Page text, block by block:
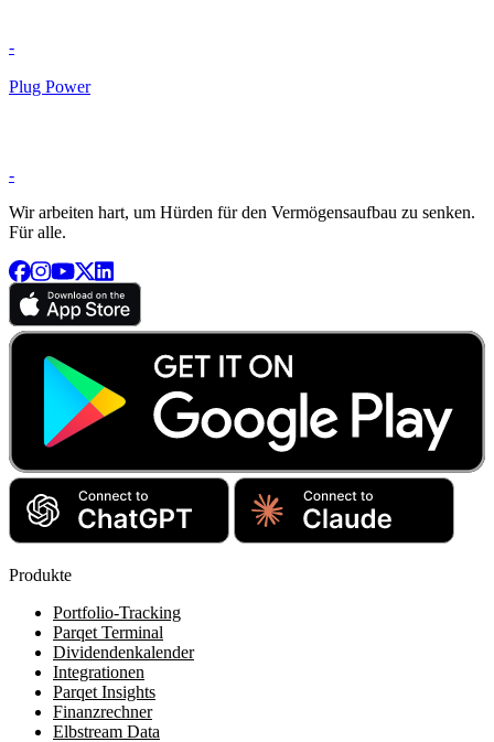
-
Plug Power
-
Wir arbeiten hart, um Hürden für den Vermögensaufbau zu senken.
Für alle.
Produkte
Portfolio-Tracking
Parqet Terminal
Dividendenkalender
Integrationen
Parqet Insights
Finanzrechner
Elbstream Data